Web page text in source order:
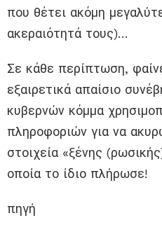
που θέτει ακόμη
ακεραιότητά τους)…
Σε κάθε περίπτωση,
εξαιρετικά απαίσιο
κυβερνών κόμμα
πληροφοριών για να
στοιχεία «ξένης
οποία το ίδιο πλήρωσε!
πηγή